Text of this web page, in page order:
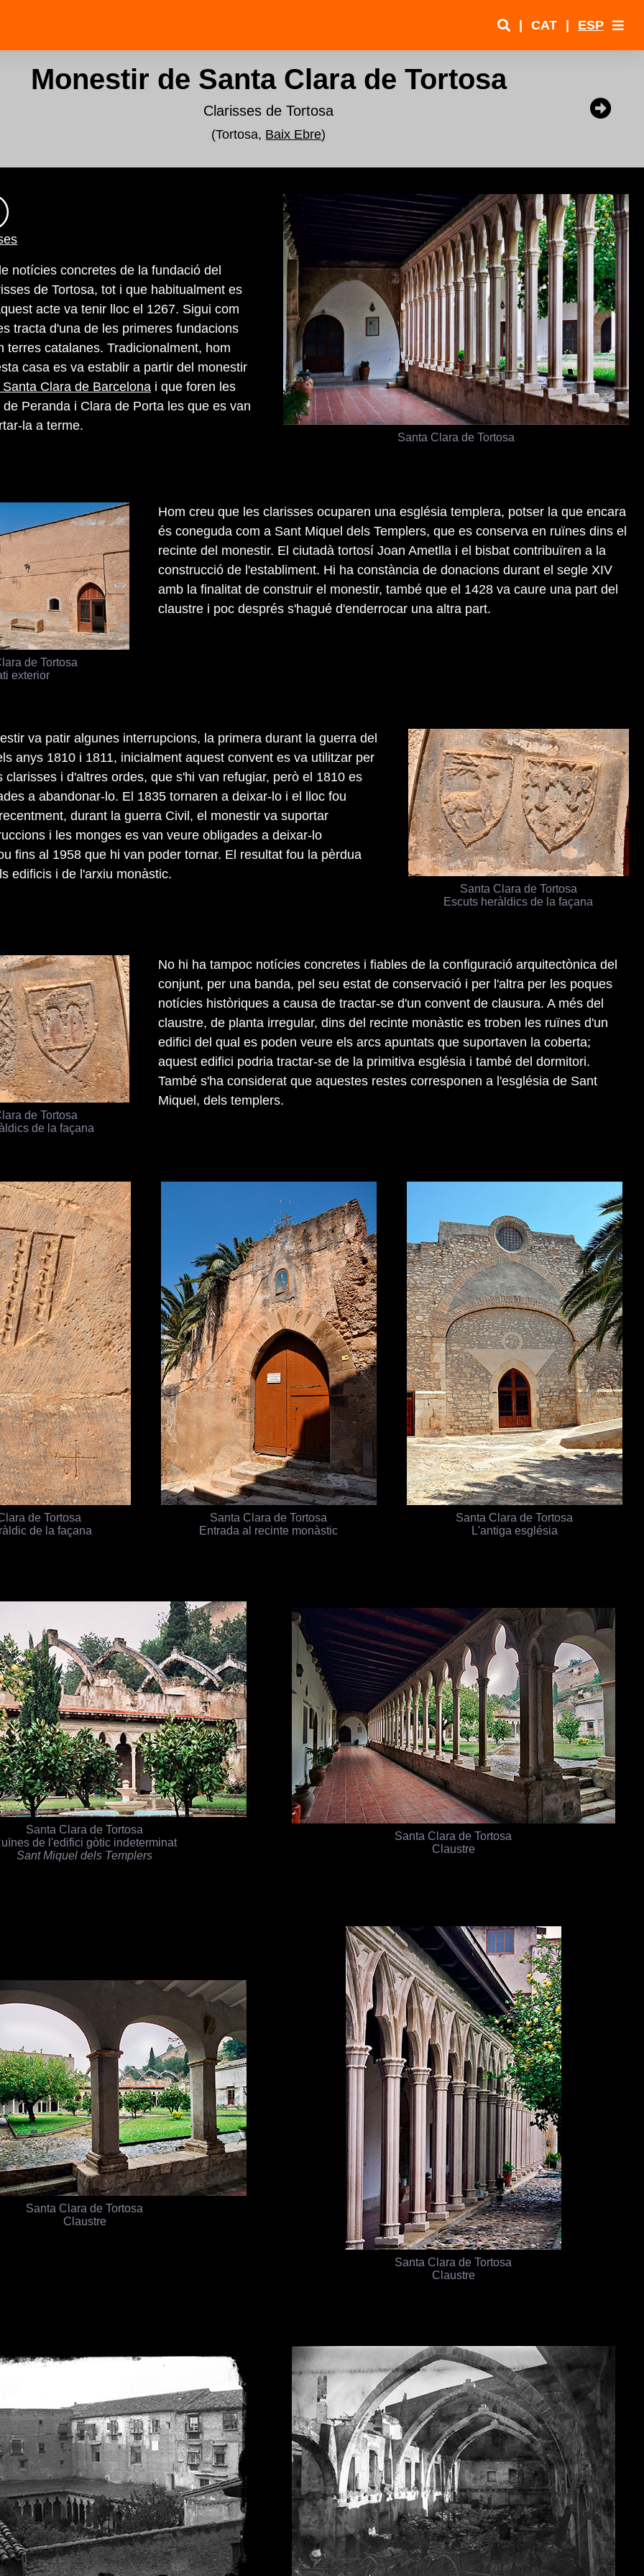
| CAT | ESP
Monestir de Santa Clara de Tortosa
Clarisses de Tortosa
(Tortosa, Baix Ebre)
Santa Clara de Tortosa
notícies concretes de la fundació del
de Tortosa, tot i que habitualment es
acte va tenir lloc el 1267. Sigui com
tracta d'una de les primeres fundacions
terres catalanes. Tradicionalment, hom
casa es va establir a partir del monestir
Clara de Barcelona i que foren les
Peranda i Clara de Porta les que es van
la a terme.
de Tortosa
exterior
Hom creu que les clarisses ocuparen una església templera, potser la que encara
és coneguda com a Sant Miquel dels Templers, que es conserva en ruïnes dins el
recinte del monestir. El ciutadà tortosí Joan Ametlla i el bisbat contribuïren a la
construcció de l'establiment. Hi ha constància de donacions durant el segle XIV
amb la finalitat de construir el monestir, també que el 1428 va caure una part del
claustre i poc després s'hagué d'enderrocar una altra part.
va patir algunes interrupcions, la primera durant la guerra del
anys 1810 i 1811, inicialment aquest convent es va utilitzar per
clarisses i d'altres ordes, que s'hi van refugiar, però el 1810 es
a abandonar-lo. El 1835 tornaren a deixar-lo i el lloc fou
durant la guerra Civil, el monestir va suportar
i les monges es van veure obligades a deixar-lo
fins al 1958 que hi van poder tornar. El resultat fou la pèrdua
edificis i de l'arxiu monàstic.
Santa Clara de Tortosa
Escuts heràldics de la façana
de Tortosa
de la façana
No hi ha tampoc notícies concretes i fiables de la configuració arquitectònica del
conjunt, per una banda, pel seu estat de conservació i per l'altra per les poques
notícies històriques a causa de tractar-se d'un convent de clausura. A més del
claustre, de planta irregular, dins del recinte monàstic es troben les ruïnes d'un
edifici del qual es poden veure els arcs apuntats que suportaven la coberta;
aquest edifici podria tractar-se de la primitiva església i també del dormitori.
També s'ha considerat que aquestes restes corresponen a l'església de Sant
Miquel, dels templers.
de Tortosa
de la façana
Santa Clara de Tortosa
Entrada al recinte monàstic
Santa Clara de Tortosa
L'antiga església
Santa Clara de Tortosa
de l'edifici gòtic indeterminat
Sant Miquel dels Templers
Santa Clara de Tortosa
Claustre
Santa Clara de Tortosa
Claustre
Santa Clara de Tortosa
Claustre